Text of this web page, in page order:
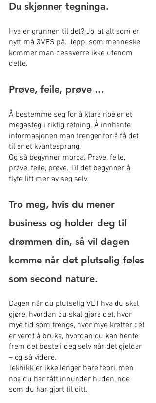
Du skjønner tegninga.
Hva er grunnen til det? Jo, at alt som er
nytt må ØVES på. Jepp, som menneske
kommer man dessverre ikke utenom
dette.
Prøve, feile, prøve …
Å bestemme seg for å klare noe er et
megasteg i riktig retning. Å innhente
informasjonen man trenger for å få det
til er et kvantesprang.
Og så begynner moroa. Prøve, feile,
prøve, feile, prøve. Til det begynner å
flyte litt mer av seg selv.
Tro meg, hvis du mener
business og holder deg til
drømmen din, så vil dagen
komme når det plutselig føles
som second nature.
Dagen når du plutselig VET hva du skal
gjøre, hvordan du skal gjøre det, hvor
mye tid som trengs, hvor mye krefter det
er verdt å bruke, hvordan du kan hente
frem det beste i deg selv når det gjelder
– og så videre.
Teknikk er ikke lenger bare teori, men
noe du har fått innunder huden, noe
som du har gjort til ditt.